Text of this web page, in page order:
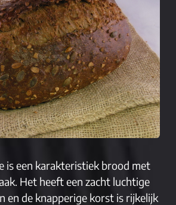
is een karakteristiek brood met
Het heeft een zacht luchtige
en de knapperige korst is rijkelijk